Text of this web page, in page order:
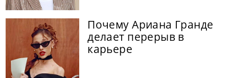
Почему Ариана Гранде
делает перерыв в
карьере